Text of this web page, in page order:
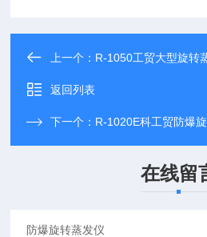
上一个： R-1050工贸大型旋转
返回列表
下一个： R-1020E科工贸防爆
在线留